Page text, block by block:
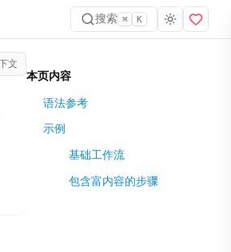
搜索 ⌘ K
文
本页内容
语法参考
示例
基础工作流
包含富内容的步骤